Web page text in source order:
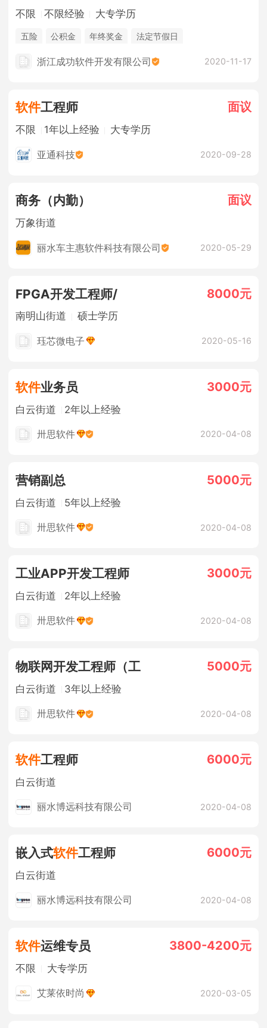
不限 不限经验 大专学历
五险 公积金 年终奖金 法定节假日
浙江成功软件开发有限公司 2020-11-17
软件工程师 面议
不限 1年以上经验 大专学历
亚通科技 2020-09-28
商务（内勤） 面议
万象街道
丽水车主惠软件科技有限公司 2020-05-29
FPGA开发工程师/ 8000元
南明山街道 硕士学历
珏芯微电子 2020-05-16
软件业务员 3000元
白云街道 2年以上经验
卅思软件 2020-04-08
营销副总 5000元
白云街道 5年以上经验
卅思软件 2020-04-08
工业APP开发工程师 3000元
白云街道 2年以上经验
卅思软件 2020-04-08
物联网开发工程师（工 5000元
白云街道 3年以上经验
卅思软件 2020-04-08
软件工程师 6000元
白云街道
丽水博远科技有限公司 2020-04-08
嵌入式软件工程师 6000元
白云街道
丽水博远科技有限公司 2020-04-08
软件运维专员 3800-4200元
不限 大专学历
艾莱依时尚 2020-03-05